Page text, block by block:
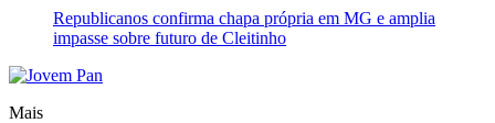
Republicanos confirma chapa própria em MG e amplia
impasse sobre futuro de Cleitinho
Mais